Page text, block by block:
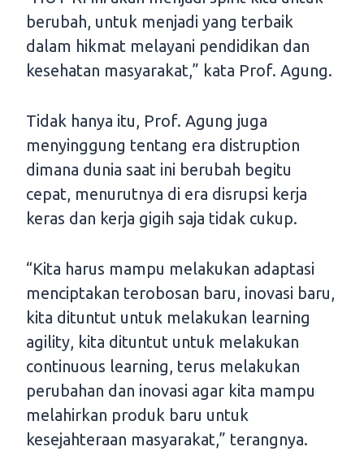
berubah, untuk menjadi yang terbaik
dalam hikmat melayani pendidikan dan
kesehatan masyarakat,” kata Prof. Agung.
Tidak hanya itu, Prof. Agung juga
menyinggung tentang era distruption
dimana dunia saat ini berubah begitu
cepat, menurutnya di era disrupsi kerja
keras dan kerja gigih saja tidak cukup.
“Kita harus mampu melakukan adaptasi
menciptakan terobosan baru, inovasi baru,
kita dituntut untuk melakukan learning
agility, kita dituntut untuk melakukan
continuous learning, terus melakukan
perubahan dan inovasi agar kita mampu
melahirkan produk baru untuk
kesejahteraan masyarakat,” terangnya.